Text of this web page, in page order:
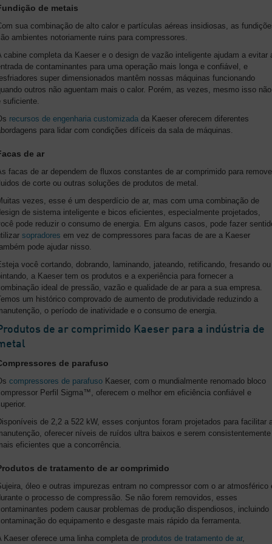
de metais
sua combinação de alto calor e partículas aéreas insidiosas, as
ambientes notoriamente ruins para compressores.
cabine completa da Kaeser e o design de vazão inteligente ajudam a evitar
de contaminantes para uma operação mais longa e confiável, e
super dimensionados mantêm nossas máquinas funcionando
outros não aguentam mais o calor. Porém, as vezes, mesmo isso não
suficiente.
recursos de engenharia customizada da Kaeser oferecem diferentes
para lidar com condições difíceis da sala de máquinas.
de ar
facas de ar dependem de fluxos constantes de ar comprimido para
de corte ou outras soluções de produtos de metal.
vezes, esse é um desperdício de ar, mas com uma combinação de
de sistema inteligente e bicos eficientes, especialmente projetados,
pode reduzir o consumo de energia. Em alguns casos, pode fazer
sopradores em vez de compressores para facas de are a Kaeser
pode ajudar nisso.
você cortando, dobrando, laminando, jateando, retificando, fresando ou
a Kaeser tem os produtos e a experiência para fornecer a
ideal de pressão, vazão e qualidade de ar para a sua empresa.
um histórico comprovado de aumento de produtividade reduzindo a
o período de inatividade e o consumo de energia.
de ar comprimido Kaeser para a indústria de
de parafuso
compressores de parafuso Kaeser, com o mundialmente renomado bloco
Perfil Sigma™, oferecem o melhor em eficiência confiável e
de 2,2 a 522 kW, esses conjuntos foram projetados para facilitar
oferecer níveis de ruídos ultra baixos e serem consistentemente
eficientes que a concorrência.
de tratamento de ar comprimido
óleo e outras impurezas entram no compressor com o ar atmosférico
o processo de compressão. Se não forem removidos, esses
podem causar problemas de produção dispendiosos, incluindo
do equipamento e desgaste mais rápido da ferramenta.
Kaeser oferece uma linha completa de produtos de tratamento de ar,